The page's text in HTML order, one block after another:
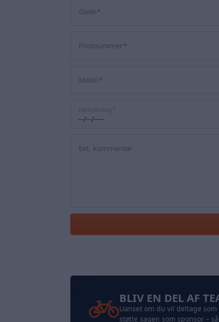
Gade
Postnummer
Mobil
Evt. kommentar
BLIV EN DEL AF
Uanset om du vil deltage
støtte sagen som sponsor –